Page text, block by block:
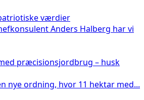
værdier
Anders Halberg har vi
præcisionsjordbrug – husk
nye ordning, hvor 11 hektar med...